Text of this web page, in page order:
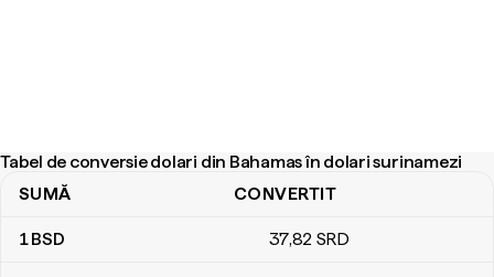
Tabel de conversie dolari din Bahamas în dolari surinamezi
Tabel de conversie dolari din Bahamas în dolari surinamezi
SUMĂ CONVERTIT
1BSD 37,82 SRD